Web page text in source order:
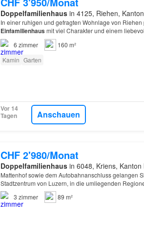
Doppelfamilienhausin 4125, Riehen,
In einer ruhigen und gefragten Wohnlage von
Einfamilienhaus mit viel Charakter und einem
lichtdurchflutete Haus
6 zimmer
160 m²
Kamin Garten
Vor 14
Tagen
Anschauen
CHF 2'980/Monat
Doppelfamilienhausin 6048, Kriens, Kanton
Mattenhof sowie dem Autobahnanschluss gelangen
Stadtzentrum von Luzern, in die umliegenden
Basel
3 zimmer 89 m²